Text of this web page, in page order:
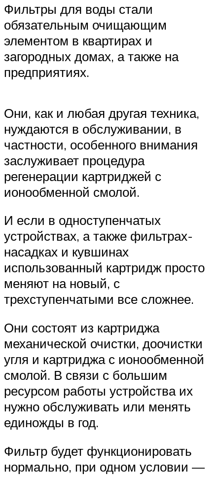
Фильтры для воды стали
обязательным очищающим
элементом в квартирах и
загородных домах, а также на
предприятиях.
Они, как и любая другая техника,
нуждаются в обслуживании, в
частности, особенного внимания
заслуживает процедура
регенерации картриджей с
ионообменной смолой.
И если в одноступенчатых
устройствах, а также фильтрах-
насадках и кувшинах
использованный картридж просто
меняют на новый, с
трехступенчатыми все сложнее.
Они состоят из картриджа
механической очистки, доочистки
угля и картриджа с ионообменной
смолой. В связи с большим
ресурсом работы устройства их
нужно обслуживать или менять
единожды в год.
Фильтр будет функционировать
нормально, при одном условии —